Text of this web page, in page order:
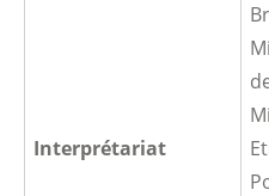
Interprétariat